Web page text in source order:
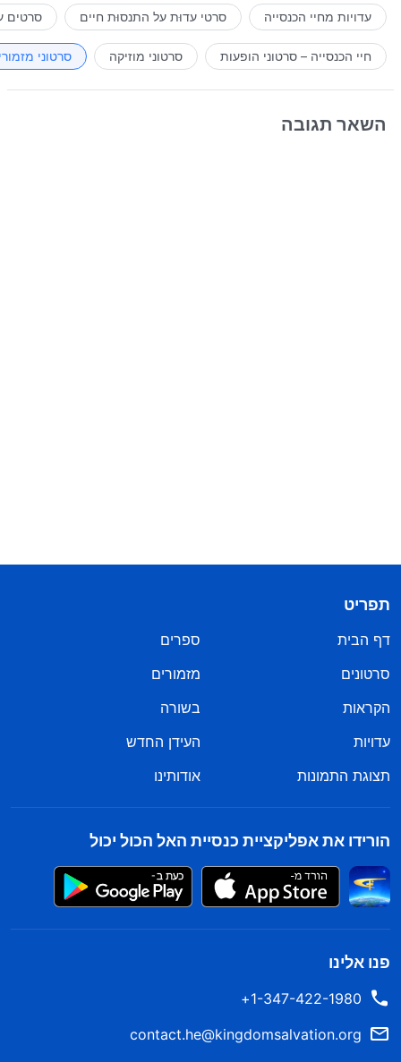
עדויות מחיי הכנסייה סרטי עדוּת על התנסוּת חיים סרטים
חיי הכנסייה – סרטוני הופעות סרטוני מוזיקה סרטוני
השאר תגובה
תפריט
דף הבית
ספרים
סרטונים
מזמורים
הקראות
בשורה
עדויות
העידן החדש
תצוגת התמונות
אודותינו
הורידו את אפליקציית כנסיית האל הכול יכול
פנו אלינו
1-347-422-1980+
contact.he@kingdomsalvation.org